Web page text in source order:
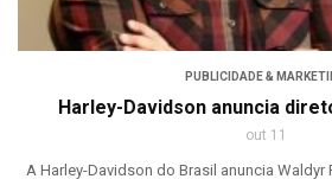
PUBLICIDADE &
Harley-Davidson anuncia
out 11
A Harley-Davidson do Brasil anuncia Waldyr